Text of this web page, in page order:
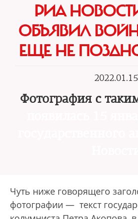
РИА
ОБЪЯВИЛ
ЕЩЕ НЕ
2022.01.15
Фотография с
Чуть ниже говорящего
фотографии — текст